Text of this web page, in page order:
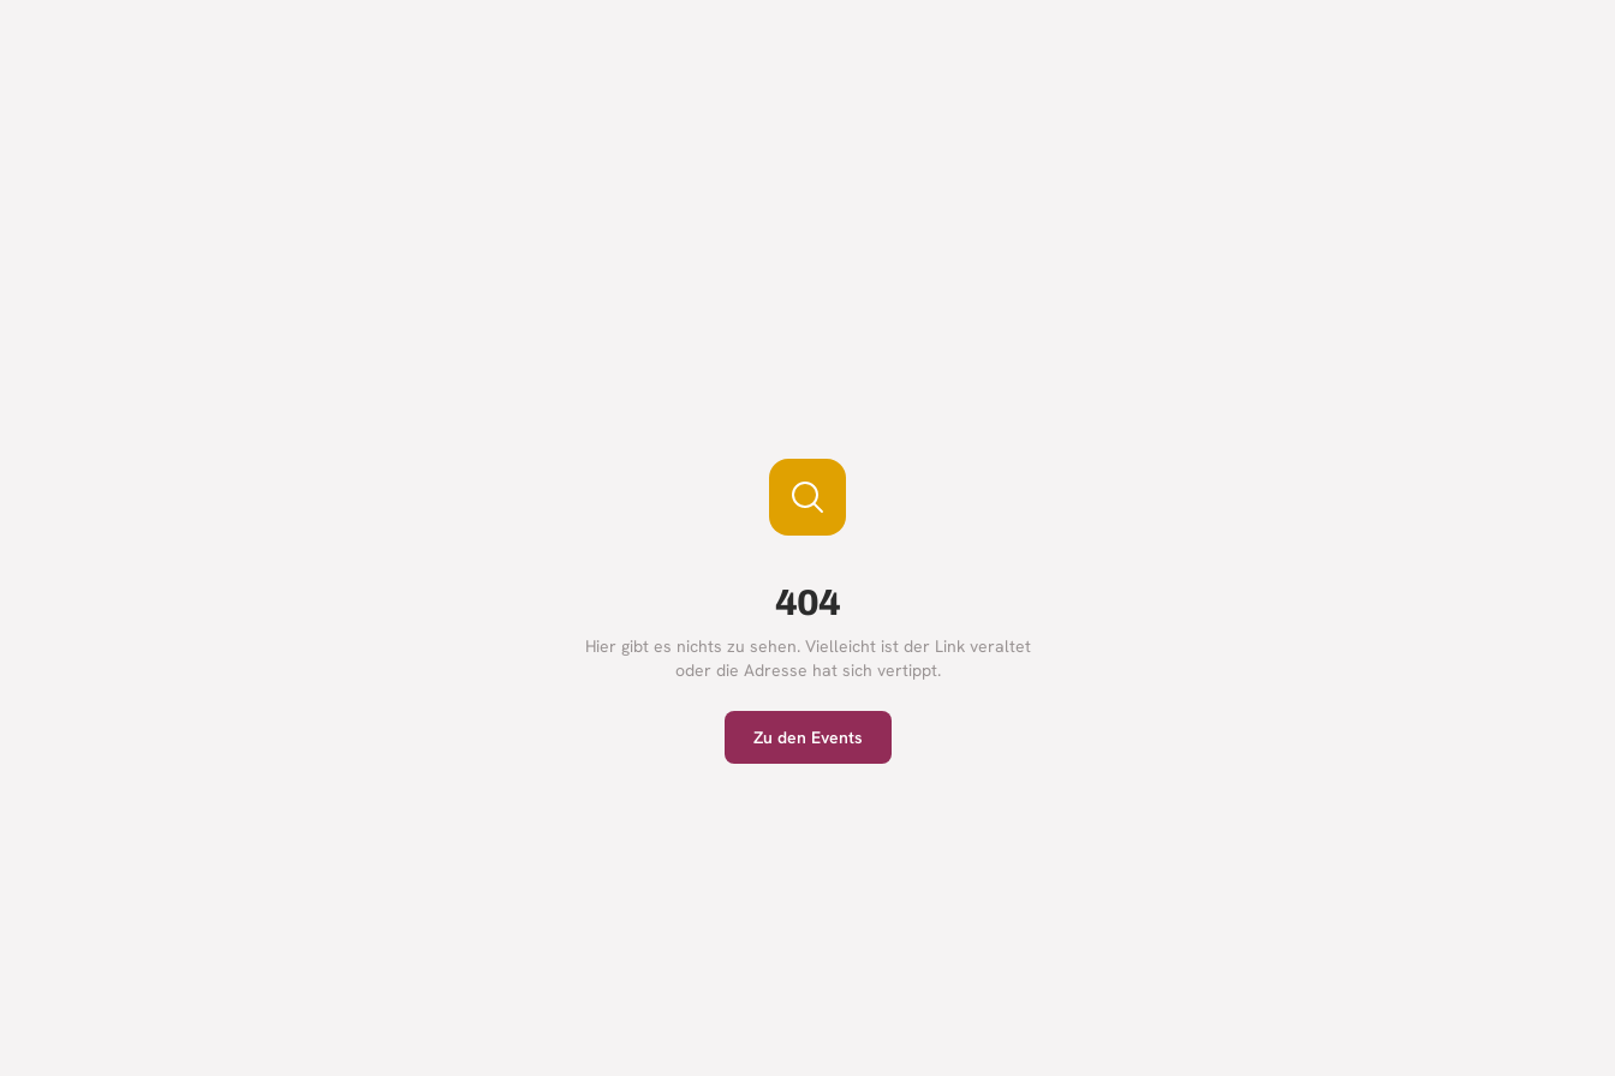
404
Hier gibt es nichts zu sehen. Vielleicht ist der Link veraltet
oder die Adresse hat sich vertippt.
Zu den Events